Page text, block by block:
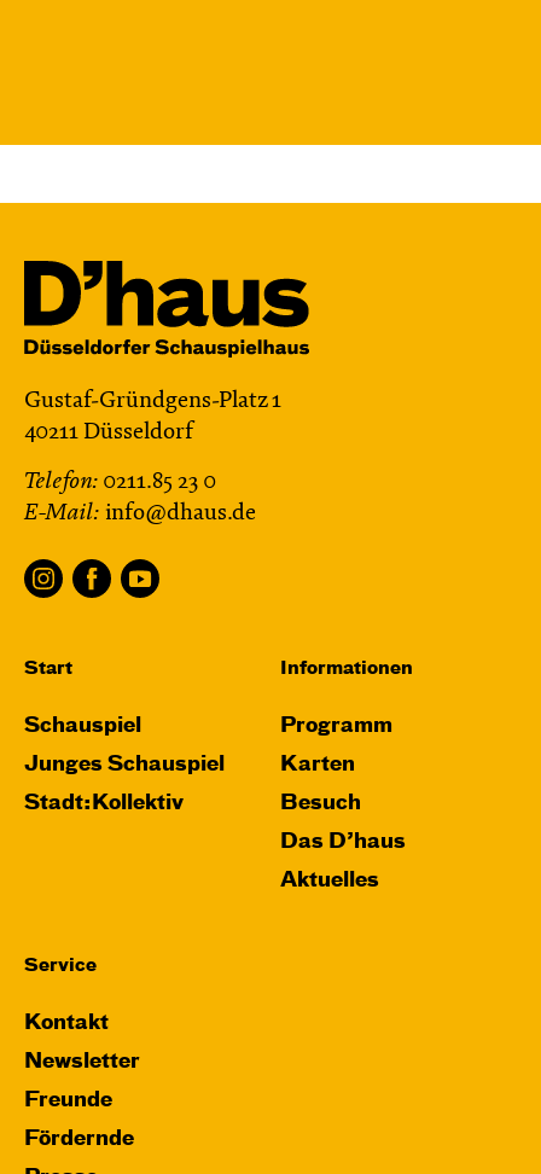
Gustaf-Gründgens-Platz 1
40211 Düsseldorf
Telefon: 0211.85 23 0
E-Mail: info@dhaus.de
Start
Schauspiel
Junges Schauspiel
Stadt:Kollektiv
Informationen
Programm
Karten
Besuch
Das D’haus
Aktuelles
Service
Kontakt
Newsletter
Freunde
Fördernde